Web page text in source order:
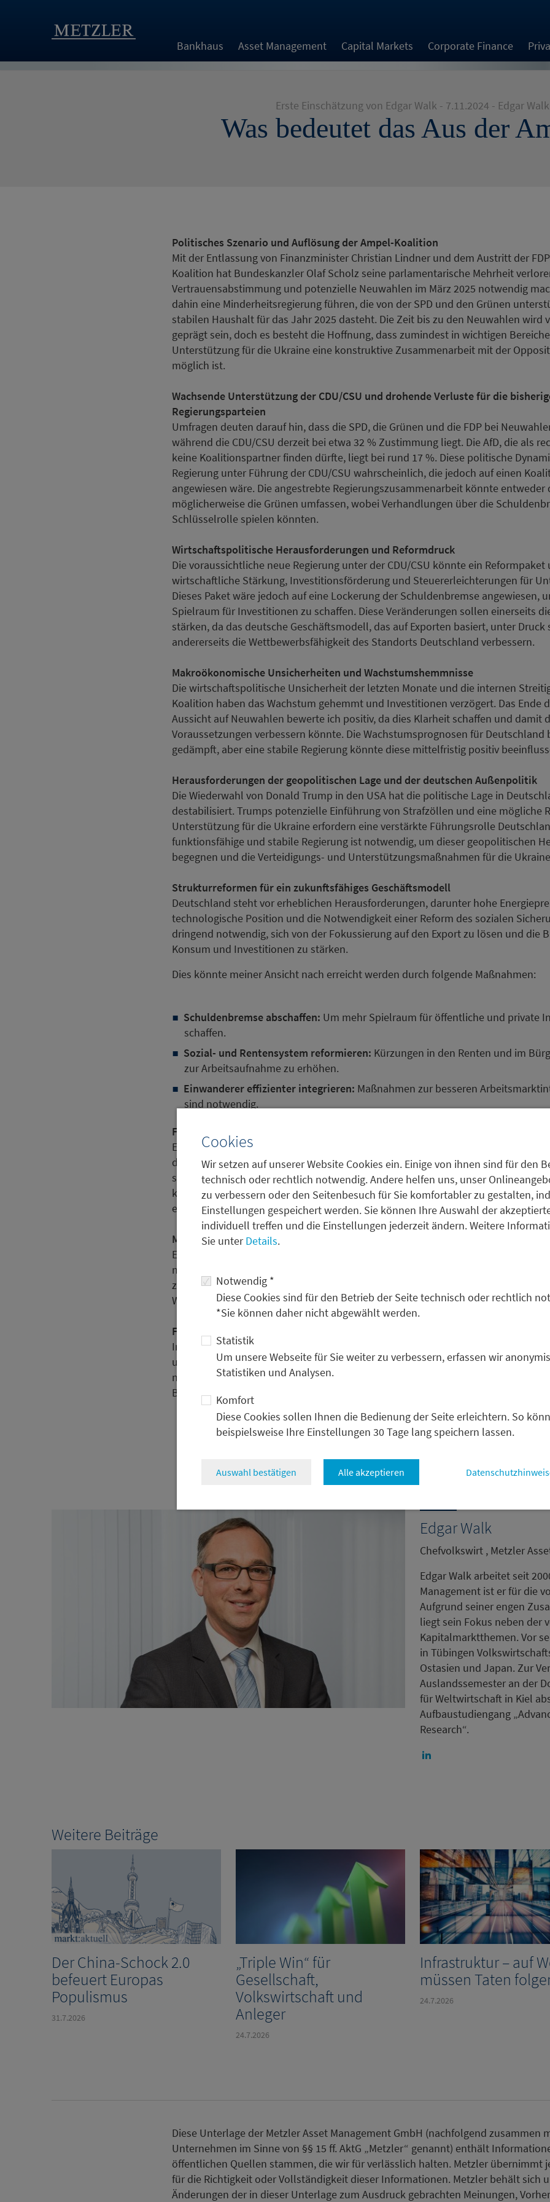
Cookies
Wir setzen auf unserer Website Cookies ein. Einige von ihnen sind für den
technisch oder rechtlich notwendig. Andere helfen uns, unser
zu verbessern oder den Seitenbesuch für Sie komfortabler zu gestalten,
Einstellungen gespeichert werden. Sie können Ihre Auswahl der
individuell treffen und die Einstellungen jederzeit ändern. Weitere
Sie unterDetails.
Notwendig *
Diese Cookies sind für den Betrieb der Seite technisch oder rechtlich
*Sie können daher nicht abgewählt werden.
Statistik
Um unsere Webseite für Sie weiter zu verbessern, erfassen wir
Statistiken und Analysen.
Komfort
Diese Cookies sollen Ihnen die Bedienung der Seite erleichtern. So
beispielsweise Ihre Einstellungen 30 Tage lang speichern lassen.
Auswahl bestätigen Alle akzeptieren
Bankhaus Asset Management Capital Markets Corporate Finance
Erste Einschätzung von Edgar Walk - 7.11.2024 - Edgar Walk
Was bedeutet das Aus der
Politisches Szenario und Auflösung der Ampel-Koalition
Mit der Entlassung von Finanzminister Christian Lindner und dem Austritt der
Koalition hat Bundeskanzler Olaf Scholz seine parlamentarische Mehrheit
Vertrauensabstimmung und potenzielle Neuwahlen im März 2025 notwendig
dahin eine Minderheitsregierung führen, die von der SPD und den Grünen
stabilen Haushalt für das Jahr 2025 dasteht. Die Zeit bis zu den Neuwahlen wird
geprägt sein, doch es besteht die Hoffnung, dass zumindest in wichtigen
Unterstützung für die Ukraine eine konstruktive Zusammenarbeit mit der
möglich ist.
Wachsende Unterstützung der CDU/CSU und drohende Verluste für die
Regierungsparteien
Umfragen deuten darauf hin, dass die SPD, die Grünen und die FDP bei
während die CDU/CSU derzeit bei etwa 32 % Zustimmung liegt. Die AfD, die als
keine Koalitionspartner finden dürfte, liegt bei rund 17 %. Diese politische
Regierung unter Führung der CDU/CSU wahrscheinlich, die jedoch auf einen
angewiesen wäre. Die angestrebte Regierungszusammenarbeit könnte entweder
möglicherweise die Grünen umfassen, wobei Verhandlungen über die
Schlüsselrolle spielen könnten.
Wirtschaftspolitische Herausforderungen und Reformdruck
Die voraussichtliche neue Regierung unter der CDU/CSU könnte ein Reformpaket
wirtschaftliche Stärkung, Investitionsförderung und Steuererleichterungen für
Dieses Paket wäre jedoch auf eine Lockerung der Schuldenbremse angewiesen,
Spielraum für Investitionen zu schaffen. Diese Veränderungen sollen einerseits
stärken, da das deutsche Geschäftsmodell, das auf Exporten basiert, unter Druck
andererseits die Wettbewerbsfähigkeit des Standorts Deutschland verbessern.
Makroökonomische Unsicherheiten und Wachstumshemmnisse
Die wirtschaftspolitische Unsicherheit der letzten Monate und die internen
Koalition haben das Wachstum gehemmt und Investitionen verzögert. Das Ende
Aussicht auf Neuwahlen bewerte ich positiv, da dies Klarheit schaffen und damit
Voraussetzungen verbessern könnte. Die Wachstumsprognosen für Deutschland
gedämpft, aber eine stabile Regierung könnte diese mittelfristig positiv
Herausforderungen der geopolitischen Lage und der deutschen Außenpolitik
Die Wiederwahl von Donald Trump in den USA hat die politische Lage in
destabilisiert. Trumps potenzielle Einführung von Strafzöllen und eine mögliche
Unterstützung für die Ukraine erfordern eine verstärkte Führungsrolle
funktionsfähige und stabile Regierung ist notwendig, um dieser geopolitischen
begegnen und die Verteidigungs- und Unterstützungsmaßnahmen für die
Strukturreformen für ein zukunftsfähiges Geschäftsmodell
Deutschland steht vor erheblichen Herausforderungen, darunter hohe
technologische Position und die Notwendigkeit einer Reform des sozialen
dringend notwendig, sich von der Fokussierung auf den Export zu lösen und die
Konsum und Investitionen zu stärken.
Dies könnte meiner Ansicht nach erreicht werden durch folgende Maßnahmen:
Schuldenbremse abschaffen: Um mehr Spielraum für öffentliche und private
schaffen.
Sozial- und Rentensystem reformieren: Kürzungen in den Renten und im
zur Arbeitsaufnahme zu erhöhen.
Einwanderer effizienter integrieren: Maßnahmen zur besseren
sind notwendig.
Führungsrolle Deutschlands in der Ukraine-Unterstützung
Eine strategische Unterstützung der Ukraine sei nicht nur moralisch, sondern
dringend notwendig. Deutschland müsse seine Führungsrolle in der
stärken, um potenzielle Risiken, wie eine erneute Eskalation des Konflikts durch
kontrollierte ukrainische Armee, zu vermeiden. Die deutsche Unterstützung
erfolgen, um die Ukraine weiterhin zu stützen.
Modernisierung und Bürokratieabbau
Ein umfassender Bürokratieabbau und eine Modernisierung des
notwendig. Dies umfasst meiner Meinung nach auch die Möglichkeit,
zu ziehen und in die Energiewende zu investieren, um Energiepreise langfristig zu
Wettbewerbsfähigkeit zu stärken.
Fazit
Insgesamt sehe ich das Ende der Ampelkoalition als eine Chance, dringend
und politische Reformen in Deutschland anzugehen, die Wachstum und
neue Regierung sollte sich daher auf Investitionen, Reformen im Sozialsystem
Binnenwirtschaft fokussieren, um das Land auf eine zukunftsfähige Basis zu
Edgar Walk
Chefvolkswirt , Metzler
Edgar Walk arbeitet seit
Management ist er für die
Aufgrund seiner engen
liegt sein Fokus neben der
Kapitalmarktthemen. Vor
in Tübingen
Ostasien und Japan. Zur
Auslandssemester an der
für Weltwirtschaft in Kiel
Aufbaustudiengang
Research“.
Weitere Beiträge
Der China-Schock 2.0
befeuert Europas
Populismus
31.7.2026
„Triple Win“ für
Gesellschaft,
Volkswirtschaft und
Anleger
24.7.2026
Infrastruktur – auf
müssen Taten
24.7.2026
Diese Unterlage der Metzler Asset Management GmbH (nachfolgend zusammen
Unternehmen im Sinne von §§ 15 ff. AktG „Metzler“ genannt) enthält
öffentlichen Quellen stammen, die wir für verlässlich halten. Metzler übernimmt
für die Richtigkeit oder Vollständigkeit dieser Informationen. Metzler behält sich
Änderungen der in dieser Unterlage zum Ausdruck gebrachten Meinungen,